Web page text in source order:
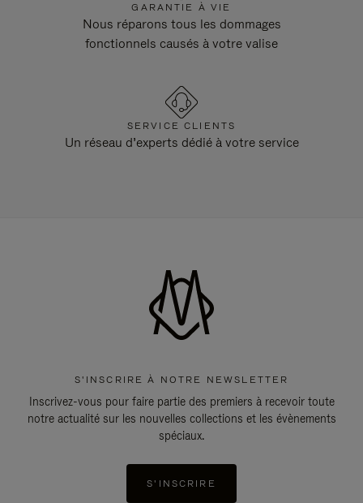
GARANTIE À VIE
Nous réparons tous les dommages
fonctionnels causés à votre valise
SERVICE CLIENTS
Un réseau d’experts dédié à votre service
S'INSCRIRE À NOTRE NEWSLETTER
Inscrivez-vous pour faire partie des premiers à recevoir toute
notre actualité sur les nouvelles collections et les évènements
spéciaux.
S'INSCRIRE